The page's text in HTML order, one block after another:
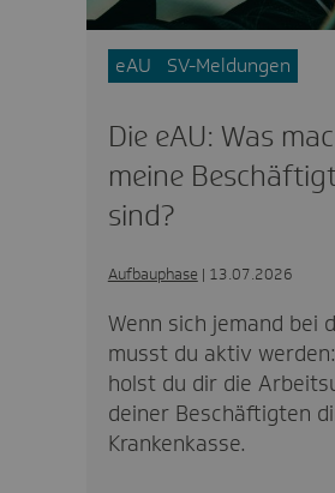
eAU SV-Meldungen
Die eAU: Was
meine
sind?
Aufbauphase | 13.07.2026
Wenn sich jemand bei
musst du aktiv
holst du dir die
deiner Beschäftigten
Krankenkasse.